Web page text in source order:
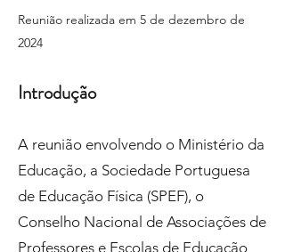
Reunião realizada em 5 de dezembro de
2024
Introdução
A reunião envolvendo o Ministério da
Educação, a Sociedade Portuguesa
de Educação Física (SPEF), o
Conselho Nacional de Associações de
Professores e Escolas de Educação